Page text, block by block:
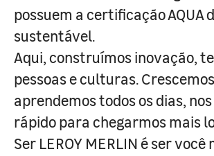
possuem a certificação AQUA
sustentável.
Aqui, construímos inovação,
pessoas e culturas.
aprendemos todos os dias,
rápido para chegarmos mais
Ser LEROY MERLIN é ser você